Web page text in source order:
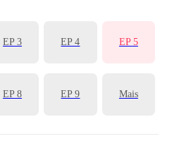
EP 3 EP 4 EP 5
EP 8 EP 9 Mais